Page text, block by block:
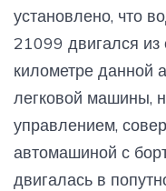
установлено, что
21099 двигался из
километре данной
легковой машины,
управлением,
автомашиной с
двигалась в